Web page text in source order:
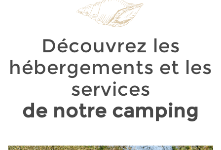
Découvrez les
hébergements et les
services
de notre camping